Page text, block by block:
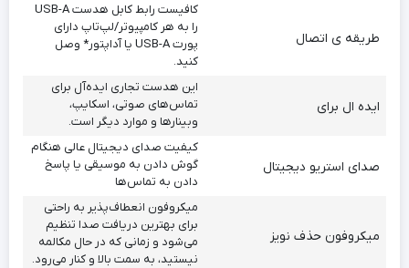
طریقه ی اتصال
کافیست رابط کابل هدست USB-A
را به هر کامپیوتر/لپ‌تاپ دارای
پورت USB-A یا آداپتور* وصل
کنید.
ایده ال برای
این هدست تجاری ایده‌آل برای
تماس‌های صوتی، اسکایپ،
وبینارها و موارد دیگر است.
صدای استریو دیجیتال
کیفیت صدای دیجیتال عالی هنگام
گوش دادن به موسیقی یا پاسخ
دادن به تماس‌ها
میکروفون حذف نویز
میکروفون انعطاف‌پذیر به راحتی
برای بهترین دریافت صدا تنظیم
می‌شود و زمانی که در حال مکالمه
نیستید، به سمت بالا و کنار می‌رود.